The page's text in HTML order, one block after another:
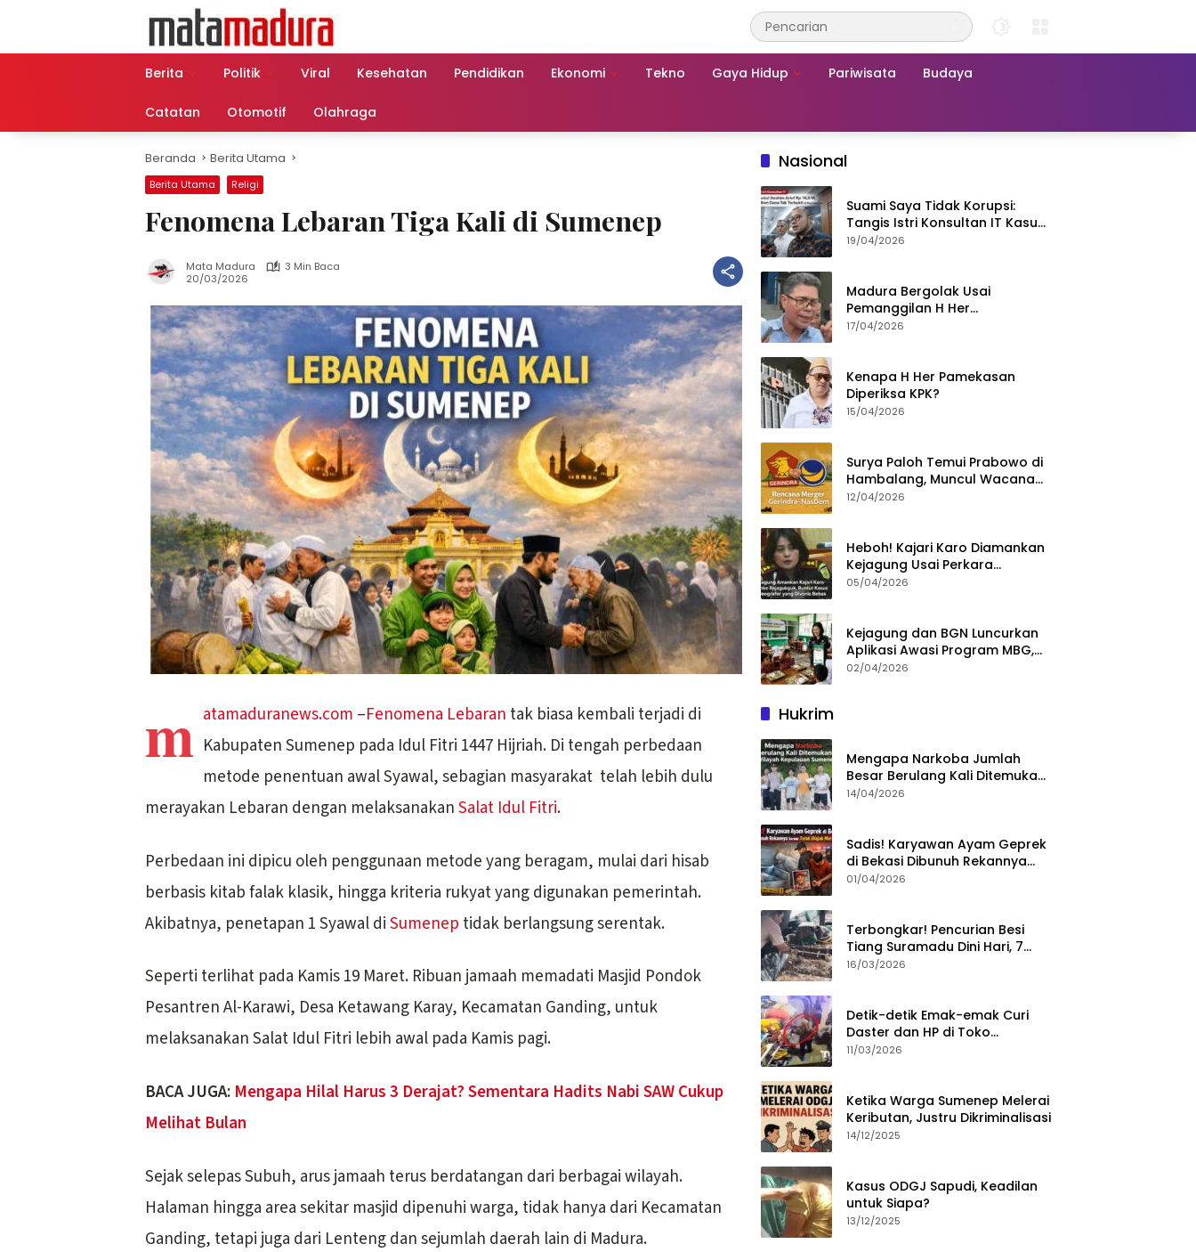
Berita
Politik Viral Kesehatan Pendidikan Ekonomi Tekno Gaya Hidup Pariwisata Budaya
Catatan Otomotif Olahraga
Beranda Berita Utama
Berita Utama Religi
Fenomena Lebaran Tiga Kali di Sumenep
Mata Madura
3 Min Baca
20/03/2026
m atamaduranews.com –Fenomena Lebaran tak biasa kembali terjadi di
Kabupaten Sumenep pada Idul Fitri 1447 Hijriah. Di tengah perbedaan
metode penentuan awal Syawal, sebagian masyarakat telah lebih dulu
merayakan Lebaran dengan melaksanakanSalat Idul Fitri.
Perbedaan ini dipicu oleh penggunaan metode yang beragam, mulai dari hisab
berbasis kitab falak klasik, hingga kriteria rukyat yang digunakan pemerintah.
Akibatnya, penetapan 1 Syawal diSumenep tidak berlangsung serentak.
Seperti terlihat pada Kamis 19 Maret. Ribuan jamaah memadati Masjid Pondok
Pesantren Al-Karawi, Desa Ketawang Karay, Kecamatan Ganding, untuk
melaksanakan Salat Idul Fitri lebih awal pada Kamis pagi.
BACA JUGA: Mengapa Hilal Harus 3 Derajat? Sementara Hadits Nabi SAW Cukup
Melihat Bulan
Sejak selepas Subuh, arus jamaah terus berdatangan dari berbagai wilayah.
Halaman hingga area sekitar masjid dipenuhi warga, tidak hanya dari Kecamatan
Ganding, tetapi juga dari Lenteng dan sejumlah daerah lain di Madura.
Nasional
Suami Saya Tidak Korupsi:
Tangis Istri Konsultan IT Kasus
Nadiem Dituntut 22,5 Tahun
19/04/2026
Madura Bergolak Usai
Pemanggilan H Her
Pamekasan, Faizal Assegaf
17/04/2026
Kenapa H Her Pamekasan
Diperiksa KPK?
15/04/2026
Surya Paloh Temui Prabowo di
Hambalang, Muncul Wacana
Penggabungan NasDem dan
12/04/2026
Heboh! Kajari Karo Diamankan
Kejagung Usai Perkara
Videografer Divonis Bebas
05/04/2026
Kejagung dan BGN Luncurkan
Aplikasi Awasi Program MBG,
Begini Cara Lapornya
02/04/2026
Hukrim
Mengapa Narkoba Jumlah
Besar Berulang Kali Ditemukan
di Wilayah Kepulauan
14/04/2026
Sadis! Karyawan Ayam Geprek
di Bekasi Dibunuh Rekannya
karena Tolak Diajak Merampok
01/04/2026
Terbongkar! Pencurian Besi
Tiang Suramadu Dini Hari, 7
ABK Ditangkap Polisi
16/03/2026
Detik-detik Emak-emak Curi
Daster dan HP di Toko
Sumenep, Aksi Terekam CCTV
11/03/2026
Ketika Warga Sumenep Melerai
Keributan, Justru Dikriminalisasi
14/12/2025
Kasus ODGJ Sapudi, Keadilan
untuk Siapa?
13/12/2025